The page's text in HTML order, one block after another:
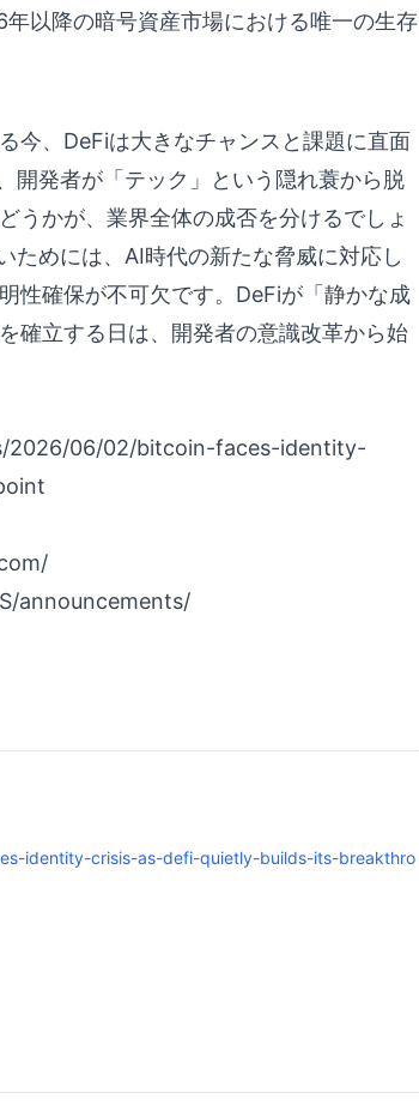
以降の暗号資産市場における唯一の生存
今、DeFiは大きなチャンスと課題に直面
開発者が「テック」という隠れ蓑から脱
うかが、業界全体の成否を分けるでしょ
めには、AI時代の新たな脅威に対応し
性確保が不可欠です。DeFiが「静かな成
確立する日は、開発者の意識改革から始
2026/06/02/bitcoin-faces-identity-
announcements/
identity-crisis-as-defi-quietly-builds-its-breakthro